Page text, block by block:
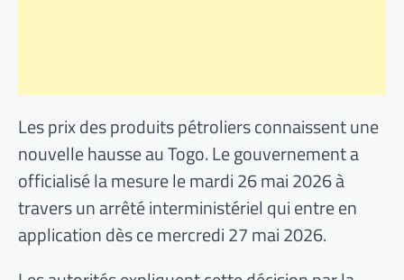
Les prix des produits pétroliers connaissent une
nouvelle hausse au Togo. Le gouvernement a
officialisé la mesure le mardi 26 mai 2026 à
travers un arrêté interministériel qui entre en
application dès ce mercredi 27 mai 2026.